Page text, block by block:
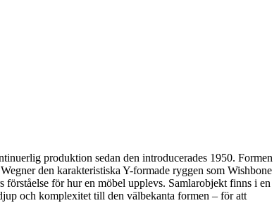
produktion sedan den introducerades 1950. Formen
den karakteristiska Y-formade ryggen som Wishbone
för hur en möbel upplevs. Samlarobjekt finns i en
och komplexitet till den välbekanta formen – för att